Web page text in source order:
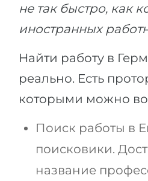
не так быстро, как
иностранных
Найти работу в
реально. Есть
которыми можно
Поиск работы в
поисковики.
название